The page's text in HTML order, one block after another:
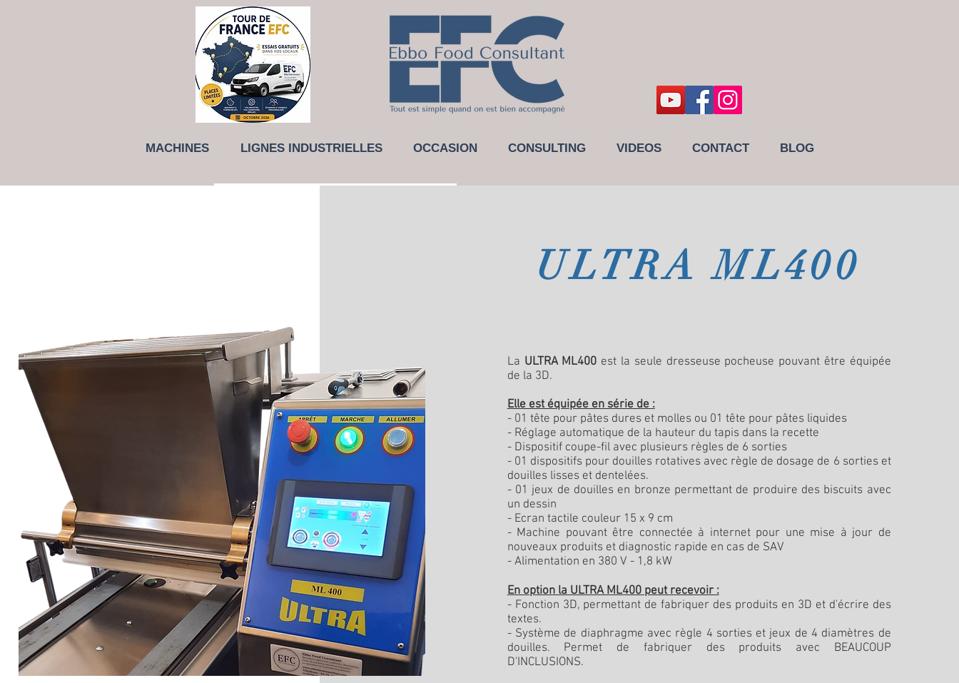
MACHINES LIGNES INDUSTRIELLES OCCASION CONSULTING VIDEOS CONTACT BLOG
ULTRA ML400
La ULTRA ML400 est la seule dresseuse pocheuse pouvant être équipée
de la 3D.
Elle est équipée en série de :
- 01 tête pour pâtes dures et molles ou 01 tête pour pâtes liquides
- Réglage automatique de la hauteur du tapis dans la recette
- Dispositif coupe-fil avec plusieurs règles de 6 sorties
- 01 dispositifs pour douilles rotatives avec règle de dosage de 6 sorties et
douilles lisses et dentelées.
- 01 jeux de douilles en bronze permettant de produire des biscuits avec
un dessin
- Ecran tactile couleur 15 x 9 cm
- Machine pouvant être connectée à internet pour une mise à jour de
nouveaux produits et diagnostic rapide en cas de SAV
- Alimentation en 380 V - 1,8 kW
En option la ULTRA ML400 peut recevoir :
- Fonction 3D, permettant de fabriquer des produits en 3D et d'écrire des
textes.
- Système de diaphragme avec règle 4 sorties et jeux de 4 diamètres de
douilles. Permet de fabriquer des produits avec BEAUCOUP
D'INCLUSIONS.